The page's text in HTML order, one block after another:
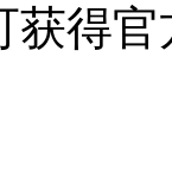
获得官